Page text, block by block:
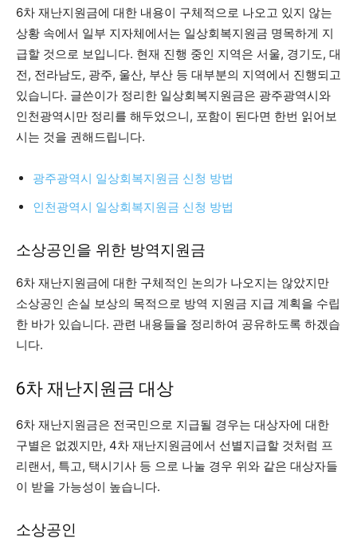
6차 재난지원금에 대한 내용이 구체적으로 나오고 있지 않는
상황 속에서 일부 지자체에서는 일상회복지원금 명목하게 지
급할 것으로 보입니다. 현재 진행 중인 지역은 서울, 경기도, 대
전, 전라남도, 광주, 울산, 부산 등 대부분의 지역에서 진행되고
있습니다. 글쓴이가 정리한 일상회복지원금은 광주광역시와
인천광역시만 정리를 해두었으니, 포함이 된다면 한번 읽어보
시는 것을 권해드립니다.
광주광역시 일상회복지원금 신청 방법
인천광역시 일상회복지원금 신청 방법
소상공인을 위한 방역지원금
6차 재난지원금에 대한 구체적인 논의가 나오지는 않았지만
소상공인 손실 보상의 목적으로 방역 지원금 지급 계획을 수립
한 바가 있습니다. 관련 내용들을 정리하여 공유하도록 하겠습
니다.
6차 재난지원금 대상
6차 재난지원금은 전국민으로 지급될 경우는 대상자에 대한
구별은 없겠지만, 4차 재난지원금에서 선별지급할 것처럼 프
리랜서, 특고, 택시기사 등 으로 나눌 경우 위와 같은 대상자들
이 받을 가능성이 높습니다.
소상공인